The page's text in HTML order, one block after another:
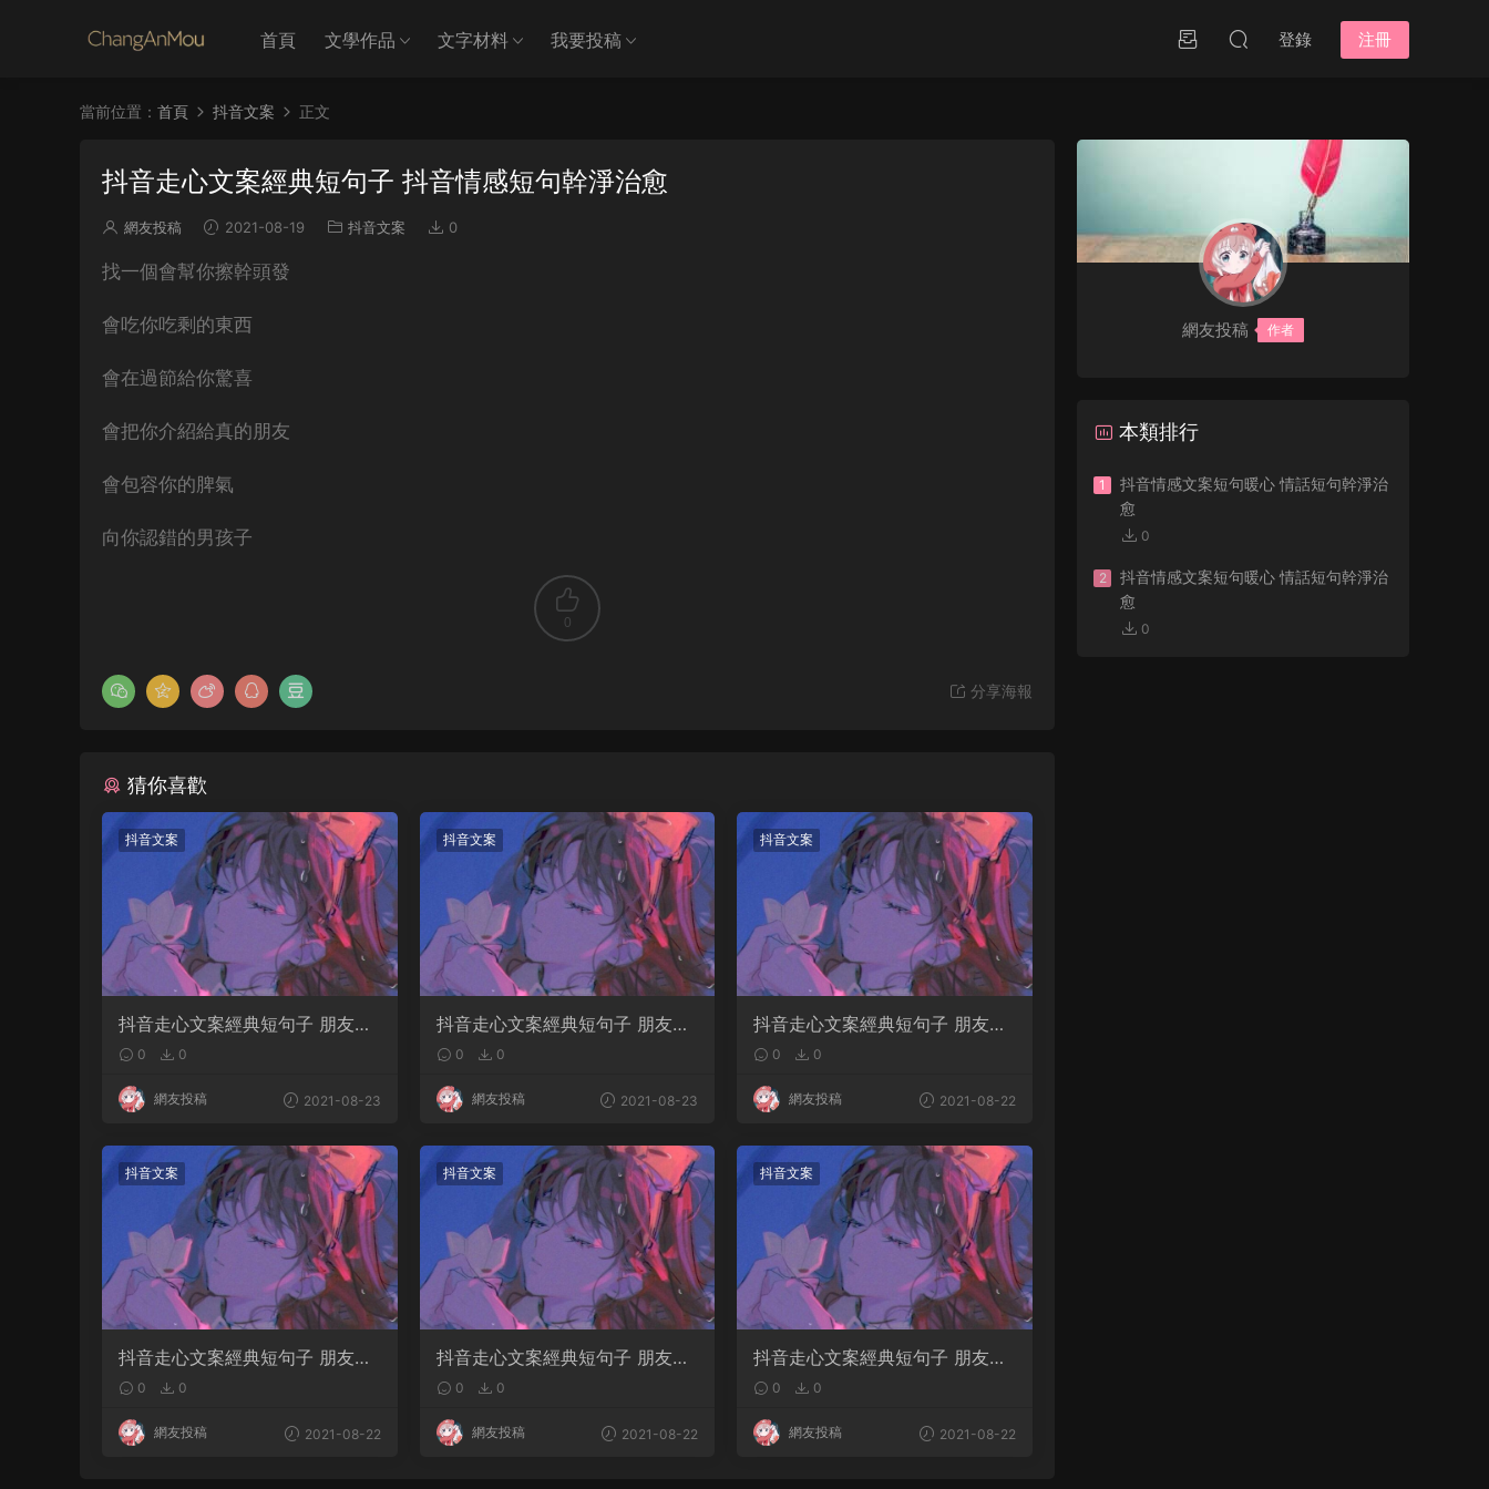
首頁 文學作品 文字材料 我要投稿 登錄 注冊
當前位置： 首頁 抖音文案 正文
抖音走心文案經典短句子 抖音情感短句幹淨治愈
網友投稿 2021-08-19 抖音文案 0
找一個會幫你擦幹頭發
會吃你吃剩的東西
會在過節給你驚喜
會把你介紹給真的朋友
會包容你的脾氣
向你認錯的男孩子
0
分享海報
猜你喜歡
抖音文案
抖音走心文案經典短句子 朋友圈
情感短句幹淨治愈
0 0
網友投稿 2021-08-23
抖音文案
抖音走心文案經典短句子 朋友圈
情感短句幹淨治愈
0 0
網友投稿 2021-08-23
抖音文案
抖音走心文案經典短句子 朋友圈
情感短句幹淨治愈
0 0
網友投稿 2021-08-22
抖音文案
抖音走心文案經典短句子 朋友圈
情感短句幹淨治愈
0 0
網友投稿 2021-08-22
抖音文案
抖音走心文案經典短句子 朋友圈
情感短句幹淨治愈
0 0
網友投稿 2021-08-22
抖音文案
抖音走心文案經典短句子 朋友圈
情感短句幹淨治愈
0 0
網友投稿 2021-08-22
網友投稿 作者
本類排行
1
抖音情感文案短句暖心 情話短句幹淨治
愈
0
2
抖音情感文案短句暖心 情話短句幹淨治
愈
0